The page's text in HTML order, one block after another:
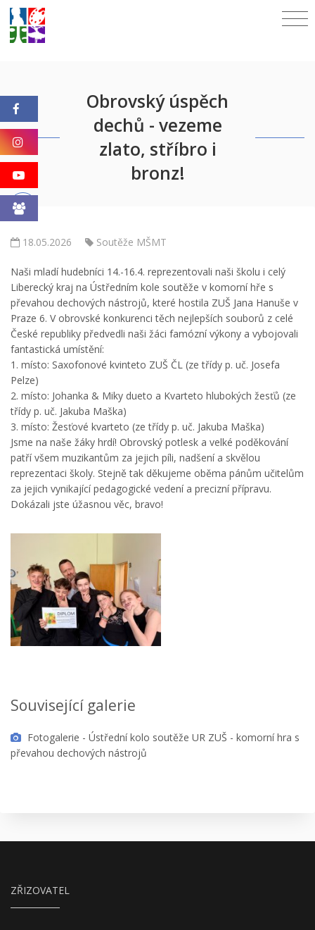
Obrovský úspěch
dechů - vezeme
zlato, stříbro i
bronz!
18.05.2026 Soutěže MŠMT
Naši mladí hudebníci 14.-16.4. reprezentovali naši školu i celý
Liberecký kraj na Ústředním kole soutěže v komorní hře s
převahou dechových nástrojů, které hostila ZUŠ Jana Hanuše v
Praze 6. V obrovské konkurenci těch nejlepších souborů z celé
České republiky předvedli naši žáci famózní výkony a vybojovali
fantastická umístění:
1. místo: Saxofonové kvinteto ZUŠ ČL (ze třídy p. uč. Josefa
Pelze)
2. místo: Johanka & Miky dueto a Kvarteto hlubokých žesťů (ze
třídy p. uč. Jakuba Maška)
3. místo: Žesťové kvarteto (ze třídy p. uč. Jakuba Maška)
Jsme na naše žáky hrdí! Obrovský potlesk a velké poděkování
patří všem muzikantům za jejich píli, nadšení a skvělou
reprezentaci školy. Stejně tak děkujeme oběma pánům učitelům
za jejich vynikající pedagogické vedení a precizní přípravu.
Dokázali jste úžasnou věc, bravo!
Související galerie
Fotogalerie - Ústřední kolo soutěže UR ZUŠ - komorní hra s
převahou dechových nástrojů
ZŘIZOVATEL